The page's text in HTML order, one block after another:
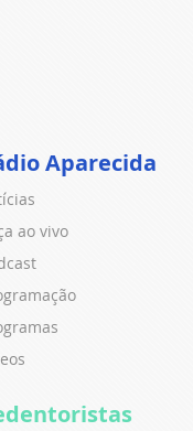
Aparecida
ao vivo